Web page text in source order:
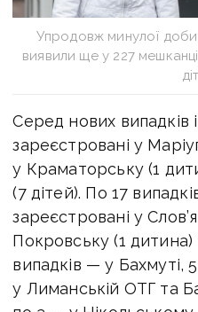
Упродовж минулої
виявили ще у 227
Серед нових випадків
зареєстровані у
у Краматорську (1
(7 дітей). По 17
зареєстровані у
Покровську (1
випадків — у Бахмуті,
у Лиманській ОТГ та